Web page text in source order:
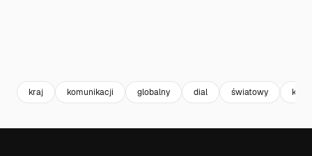
kraj komunikacji globalny dial światowy kod